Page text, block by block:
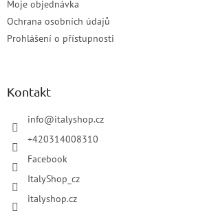
Moje objednávka
Ochrana osobních údajů
Prohlášení o přístupnosti
Kontakt
info@italyshop.cz
+420314008310
Facebook
ItalyShop_cz
italyshop.cz